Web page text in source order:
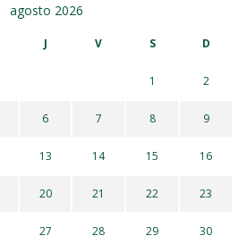
agosto 2026
J V S D
1 2
6 7 8 9
13 14 15 16
20 21 22 23
27 28 29 30